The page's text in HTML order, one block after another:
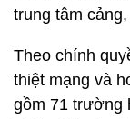
trung tâm
Theo chính
thiệt mạng và
gồm 71 trường